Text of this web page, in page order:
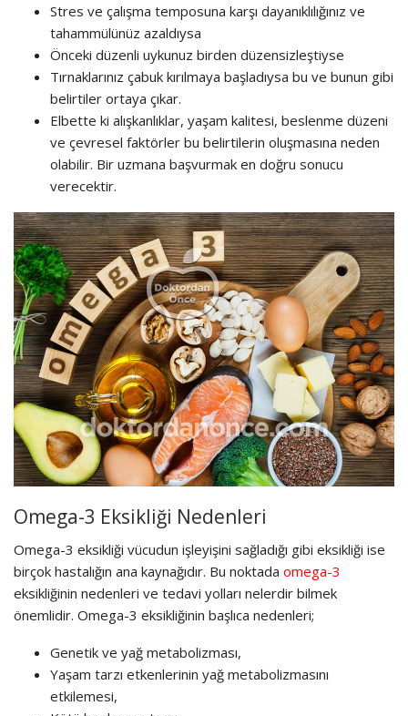
Stres ve çalışma temposuna karşı dayanıklılığınız ve
tahammülünüz azaldıysa
Önceki düzenli uykunuz birden düzensizleştiyse
Tırnaklarınız çabuk kırılmaya başladıysa bu ve bunun gibi
belirtiler ortaya çıkar.
Elbette ki alışkanlıklar, yaşam kalitesi, beslenme düzeni
ve çevresel faktörler bu belirtilerin oluşmasına neden
olabilir. Bir uzmana başvurmak en doğru sonucu
verecektir.
Omega-3 Eksikliği Nedenleri
Omega-3 eksikliği vücudun işleyişini sağladığı gibi eksikliği ise
birçok hastalığın ana kaynağıdır. Bu noktada omega-3
eksikliğinin nedenleri ve tedavi yolları nelerdir bilmek
önemlidir. Omega-3 eksikliğinin başlıca nedenleri;
Genetik ve yağ metabolizması,
Yaşam tarzı etkenlerinin yağ metabolizmasını
etkilemesi,